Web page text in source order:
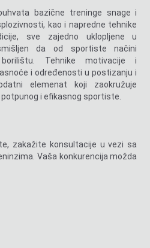
bazične treninge snage i
kao i napredne tehnike
sve zajedno uklopljene u
da od sportiste načini
Tehnike motivacije i
i određenosti u postizanju i
elemenat koji zaokružuje
i efikasnog sportiste.
zakažite konsultacije u vezi sa
Vaša konkurencija možda